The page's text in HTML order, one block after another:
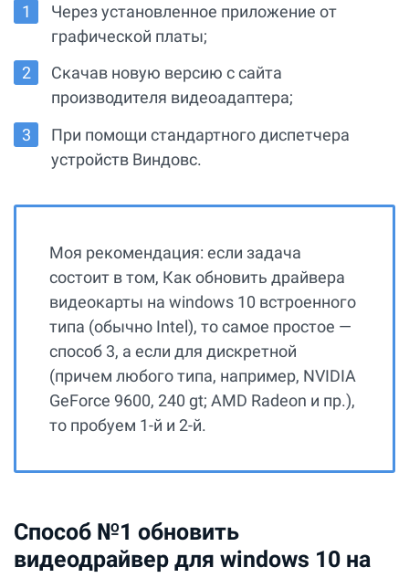
Через установленное приложение от
графической платы;
Скачав новую версию с сайта
производителя видеоадаптера;
При помощи стандартного диспетчера
устройств Виндовс.
Моя рекомендация: если задача
состоит в том, Как обновить драйвера
видеокарты на windows 10 встроенного
типа (обычно Intel), то самое простое —
способ 3, а если для дискретной
(причем любого типа, например, NVIDIA
GeForce 9600, 240 gt; AMD Radeon и пр.),
то пробуем 1-й и 2-й.
Способ №1 обновить
видеодрайвер для windows 10 на